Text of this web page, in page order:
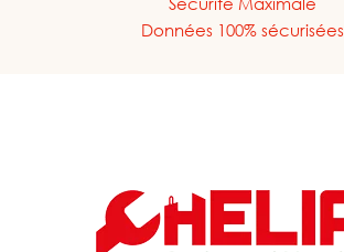
Données 100% sécurisées